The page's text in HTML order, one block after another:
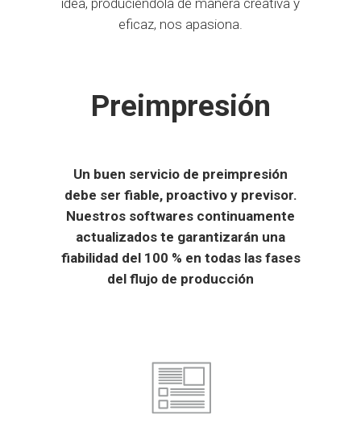
idea, produciéndola de manera creativa y
eficaz, nos apasiona.
Preimpresión
Un buen servicio de preimpresión
debe ser fiable, proactivo y previsor.
Nuestros softwares continuamente
actualizados te garantizarán una
fiabilidad del 100 % en todas las fases
del flujo de producción